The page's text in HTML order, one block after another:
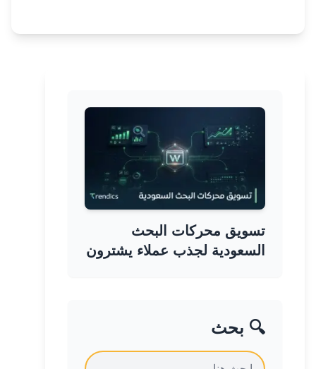
تسويق محركات البحث
السعودية لجذب عملاء يشترون
🔍 بحث